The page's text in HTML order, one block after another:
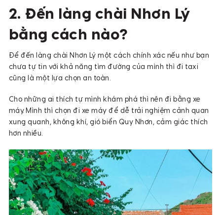
2. Đến làng chài Nhơn Lý
bằng cách nào?
Để đến làng chài Nhơn Lý một cách chính xác nếu như bạn
chưa tự tin với khả năng tìm đường của mình thì đi taxi
cũng là một lựa chọn an toàn.
Cho những ai thích tự mình khám phá thì nên đi bằng xe
máy. Mình thì chọn đi xe máy để dễ trải nghiệm cảnh quan
xung quanh, không khí, gió biển Quy Nhơn, cảm giác thích
hơn nhiều.